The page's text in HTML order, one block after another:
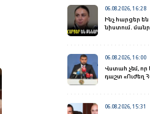
06.08.2026, 16:28
Ինչ հարցեր
նիստում․
06.08.2026, 16:00
Վստահ չեմ,
դաշտ «Ուժեղ
06.08.2026, 15:31